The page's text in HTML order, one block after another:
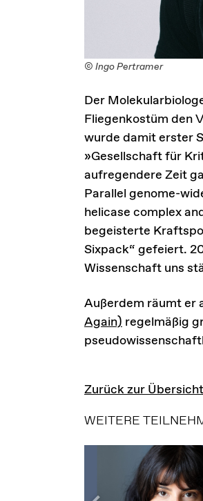
© Ingo Pertramer
Der
Fliegenkostüm den
wurde damit erster
»Gesellschaft für
aufregendere Zeit
Parallel genome-
helicase complex
begeisterte
Sixpack“ gefeiert.
Wissenschaft uns
Außerdem räumt er
Again) regelmäßig
Zurück zur Übersicht
WEITERE